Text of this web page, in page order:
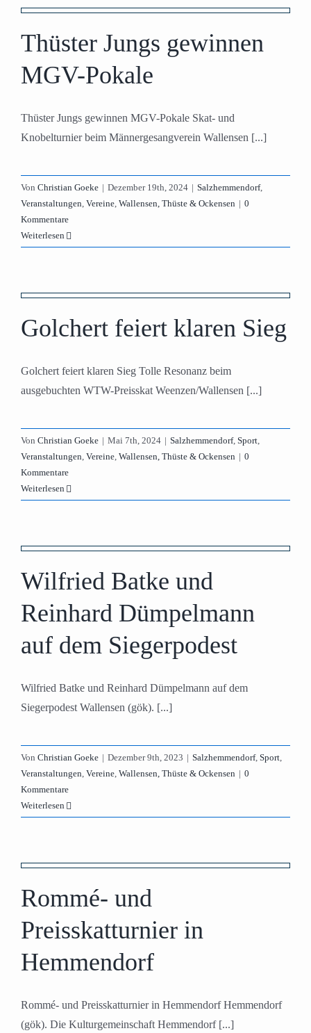
Thüster Jungs gewinnen
MGV-Pokale
Thüster Jungs gewinnen MGV-Pokale Skat- und
Knobelturnier beim Männergesangverein Wallensen [...]
Von Christian Goeke | Dezember 19th, 2024 | Salzhemmendorf,
Veranstaltungen, Vereine, Wallensen, Thüste & Ockensen | 0
Kommentare
Weiterlesen
Golchert feiert klaren Sieg
Golchert feiert klaren Sieg Tolle Resonanz beim
ausgebuchten WTW-Preisskat Weenzen/Wallensen [...]
Von Christian Goeke | Mai 7th, 2024 | Salzhemmendorf, Sport,
Veranstaltungen, Vereine, Wallensen, Thüste & Ockensen | 0
Kommentare
Weiterlesen
Wilfried Batke und
Reinhard Dümpelmann
auf dem Siegerpodest
Wilfried Batke und Reinhard Dümpelmann auf dem
Siegerpodest Wallensen (gök). [...]
Von Christian Goeke | Dezember 9th, 2023 | Salzhemmendorf, Sport,
Veranstaltungen, Vereine, Wallensen, Thüste & Ockensen | 0
Kommentare
Weiterlesen
Rommé- und
Preisskatturnier in
Hemmendorf
Rommé- und Preisskatturnier in Hemmendorf Hemmendorf
(gök). Die Kulturgemeinschaft Hemmendorf [...]